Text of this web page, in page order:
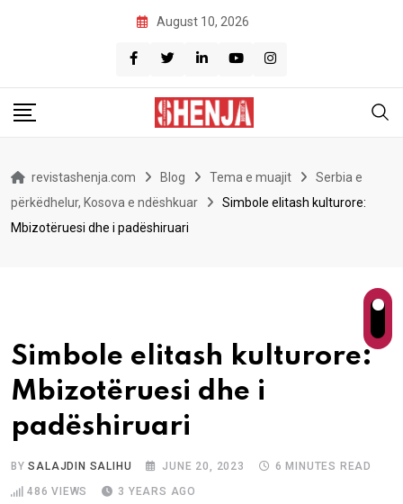
August 10, 2026
revistashenja.com Blog Tema e muajit
Serbia e
përkëdhelur, Kosova e ndëshkuar
Simbole elitash kulturore:
Mbizotëruesi dhe i padëshiruari
Simbole elitash kulturore:
Mbizotëruesi dhe i
padëshiruari
BYSALAJDIN SALIHU JUNE 20, 2023
6 MINUTES READ
486 VIEWS 3 YEARS AGO